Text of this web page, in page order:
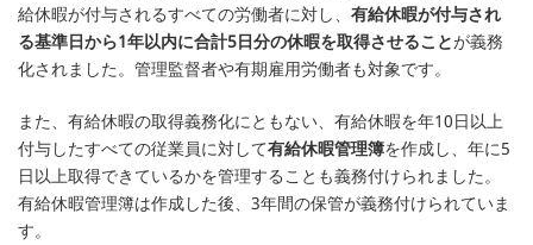
給休暇が付与されるすべての労働者に対し、 有給休暇が付与され
る基準日から1年以内に合計5日分の休暇を取得させることが義務
化されました。管理監督者や有期雇用労働者も対象です。
また、有給休暇の取得義務化にともない、有給休暇を年10日以上
付与したすべての従業員に対して有給休暇管理簿を作成し、年に5
日以上取得できているかを管理することも義務付けられました。
有給休暇管理簿は作成した後、3年間の保管が義務付けられていま
す。